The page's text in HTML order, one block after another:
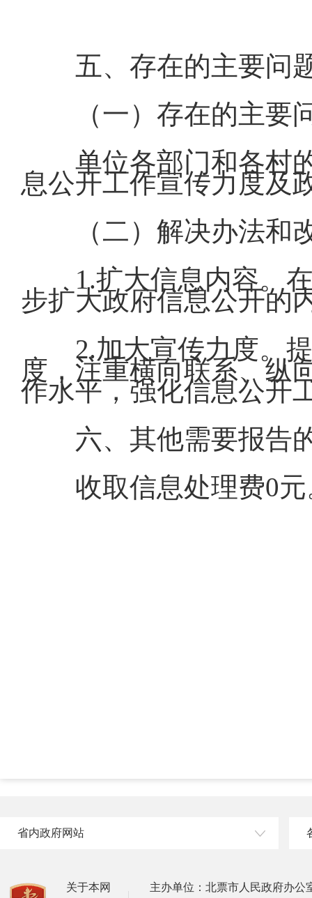
五、存在的主要问
（一）存在的主要
单位各部门和各村
息公开工作宣传力度及
（二）解决办法和
1.扩大信息内容。
步扩大政府信息公开的
2.加大宣传力度。
度，注重横向联系、纵
作水平，强化信息公开
六、其他需要报告
收取信息处理费0
省内政府网站
关于本网
主办单位：北票市人民政府办公